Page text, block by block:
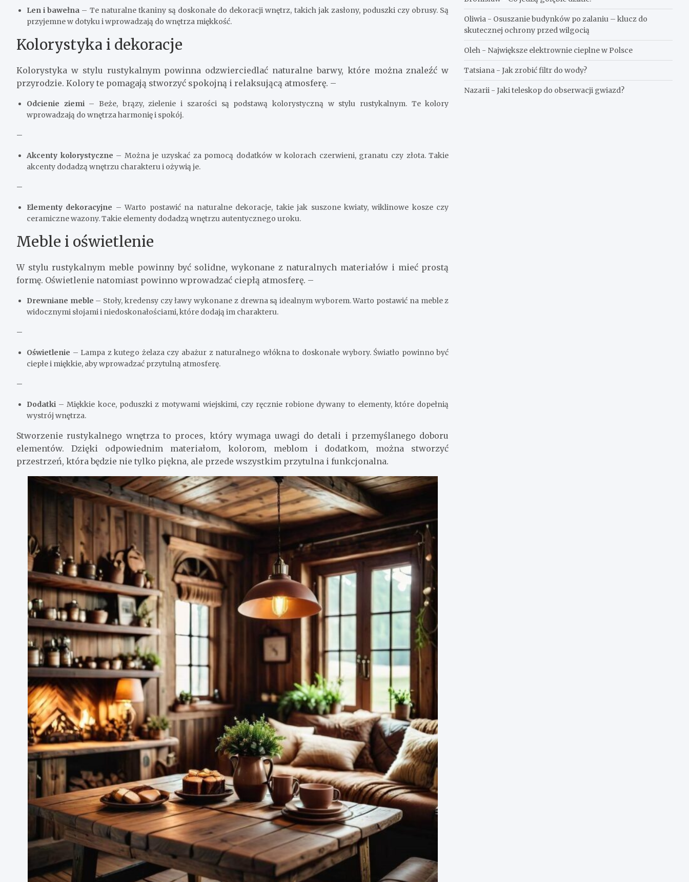
Len i bawełna – Te naturalne tkaniny są doskonałe do dekoracji wnętrz, takich jak zasłony, poduszki czy obrusy. Są
przyjemne w dotyku i wprowadzają do wnętrza miękkość.
Kolorystyka i dekoracje
Kolorystyka w stylu rustykalnym powinna odzwierciedlać naturalne barwy, które można znaleźć w
przyrodzie. Kolory te pomagają stworzyć spokojną i relaksującą atmosferę. –
Odcienie ziemi– Beże, brązy, zielenie i szarości są podstawą kolorystyczną w stylu rustykalnym. Te kolory
wprowadzają do wnętrza harmonię i spokój.
–
Akcenty kolorystyczne – Można je uzyskać za pomocą dodatków w kolorach czerwieni, granatu czy złota. Takie
akcenty dodadzą wnętrzu charakteru i ożywią je.
–
Elementy dekoracyjne – Warto postawić na naturalne dekoracje, takie jak suszone kwiaty, wiklinowe kosze czy
ceramiczne wazony. Takie elementy dodadzą wnętrzu autentycznego uroku.
Meble i oświetlenie
W stylu rustykalnym meble powinny być solidne, wykonane z naturalnych materiałów i mieć prostą
formę. Oświetlenie natomiast powinno wprowadzać ciepłą atmosferę. –
Drewniane meble – Stoły, kredensy czy ławy wykonane z drewna są idealnym wyborem. Warto postawić na meble z
widocznymi słojami i niedoskonałościami, które dodają im charakteru.
–
Oświetlenie – Lampa z kutego żelaza czy abażur z naturalnego włókna to doskonałe wybory. Światło powinno być
ciepłe i miękkie, aby wprowadzać przytulną atmosferę.
–
Dodatki – Miękkie koce, poduszki z motywami wiejskimi, czy ręcznie robione dywany to elementy, które dopełnią
wystrój wnętrza.
Stworzenie rustykalnego wnętrza to proces, który wymaga uwagi do detali i przemyślanego doboru
elementów. Dzięki odpowiednim materiałom, kolorom, meblom i dodatkom, można stworzyć
przestrzeń, która będzie nie tylko piękna, ale przede wszystkim przytulna i funkcjonalna.
Oliwia - Osuszanie budynków po zalaniu – klucz do
skutecznej ochrony przed wilgocią
Oleh - Największe elektrownie cieplne w Polsce
Tatsiana -Jak zrobić filtr do wody?
Nazarii -Jaki teleskop do obserwacji gwiazd?